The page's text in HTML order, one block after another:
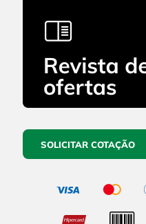
SOLICITAR COTAÇÃO